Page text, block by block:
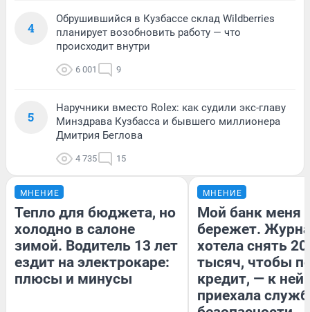
4
Обрушившийся в Кузбассе склад Wildberries
планирует возобновить работу — что
происходит внутри
6 001 9
5
Наручники вместо Rolex: как судили экс-главу
Минздрава Кузбасса и бывшего миллионера
Дмитрия Беглова
4 735 15
МНЕНИЕ
Тепло для бюджета, но
холодно в салоне
зимой. Водитель 13 лет
ездит на электрокаре:
плюсы и минусы
МНЕНИЕ
Мой банк меня
бережет.
хотела снять
тысяч, чтобы
кредит, — к
приехала